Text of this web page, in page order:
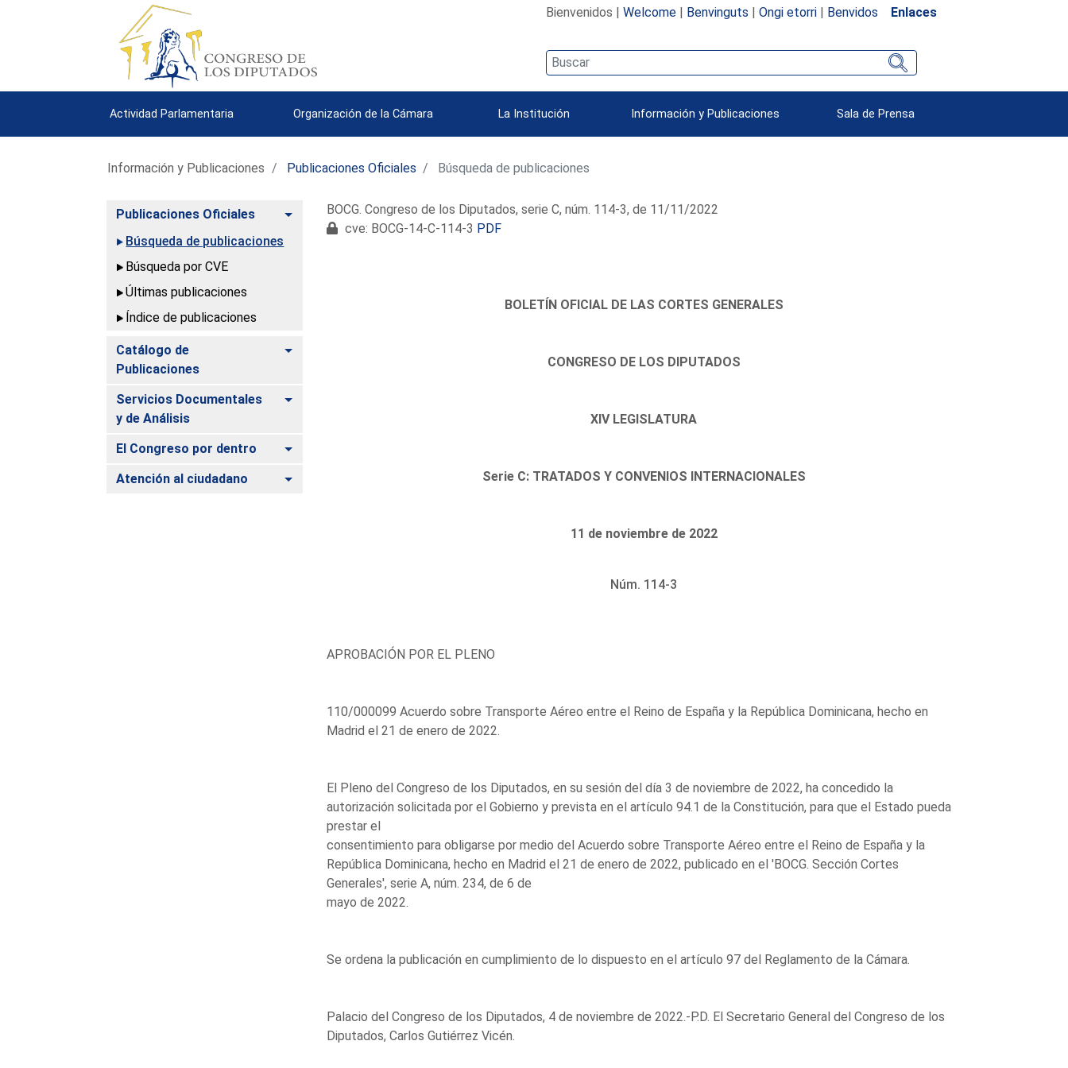
Bienvenidos | Welcome| Benvinguts | Ongi etorri| Benvidos Enlaces
Actividad Parlamentaria Organización de la Cámara La Institución Información y Publicaciones Sala de Prensa
Información y Publicaciones Publicaciones Oficiales Búsqueda de publicaciones
Publicaciones Oficiales
Alternar
Búsqueda de publicaciones
Búsqueda por CVE
Últimas publicaciones
Índice de publicaciones
Catálogo de
Publicaciones
Alternar
Servicios Documentales
y de Análisis
Alternar
El Congreso por dentro Alternar
Atención al ciudadano Alternar
BOCG. Congreso de los Diputados, serie C, núm. 114-3, de 11/11/2022
cve: BOCG-14-C-114-3 PDF
BOLETÍN OFICIAL DE LAS CORTES GENERALES
CONGRESO DE LOS DIPUTADOS
XIV LEGISLATURA
Serie C: TRATADOS Y CONVENIOS INTERNACIONALES
11 de noviembre de 2022
Núm. 114-3
APROBACIÓN POR EL PLENO
110/000099 Acuerdo sobre Transporte Aéreo entre el Reino de España y la República Dominicana, hecho en
Madrid el 21 de enero de 2022.
El Pleno del Congreso de los Diputados, en su sesión del día 3 de noviembre de 2022, ha concedido la
autorización solicitada por el Gobierno y prevista en el artículo 94.1 de la Constitución, para que el Estado pueda
prestar el
consentimiento para obligarse por medio del Acuerdo sobre Transporte Aéreo entre el Reino de España y la
República Dominicana, hecho en Madrid el 21 de enero de 2022, publicado en el 'BOCG. Sección Cortes
Generales', serie A, núm. 234, de 6 de
mayo de 2022.
Se ordena la publicación en cumplimiento de lo dispuesto en el artículo 97 del Reglamento de la Cámara.
Palacio del Congreso de los Diputados, 4 de noviembre de 2022.-P.D. El Secretario General del Congreso de los
Diputados, Carlos Gutiérrez Vicén.